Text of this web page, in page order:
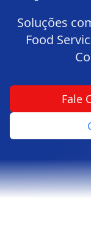
Soluções
Food
Fale